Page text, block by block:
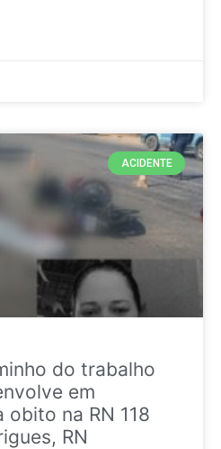
ACIDENTE
do trabalho
em
obito na RN 118
RN